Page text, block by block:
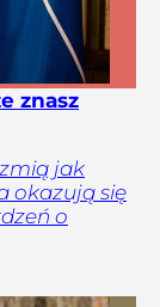
znasz
jak
okazują się
o